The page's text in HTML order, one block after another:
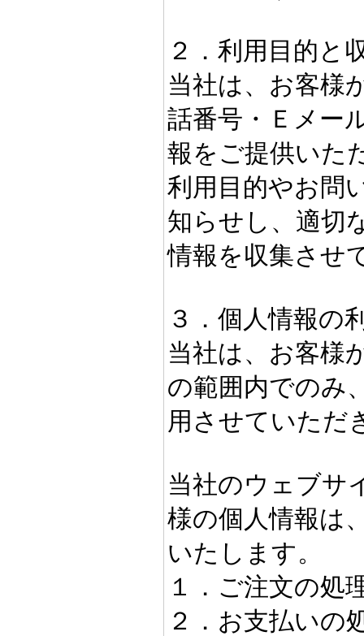
２．利用目的と
当社は、お客様
話番号・Ｅメー
報をご提供いた
利用目的やお問
知らせし、適切
情報を収集させ
３．個人情報の
当社は、お客様
の範囲内でのみ
用させていただ
当社のウェブサ
様の個人情報は
いたします。
１．ご注文の処
２．お支払いの